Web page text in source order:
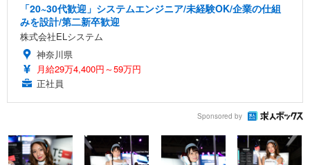
「20~30代歓迎」システムエンジニア/未経験OK/企業の仕組
みを設計/第二新卒歓迎
株式会社ELシステム
神奈川県
月給29万4,400円～59万円
正社員
Sponsored by